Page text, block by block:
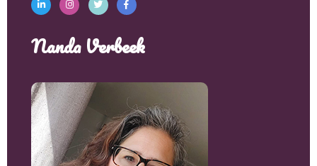
Nanda Verbeek